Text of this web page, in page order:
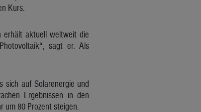
Kurs.
erhält aktuell weltweit die
sagt er. Als
sich auf Solarenergie und
Ergebnissen in den
um 80 Prozent steigen.